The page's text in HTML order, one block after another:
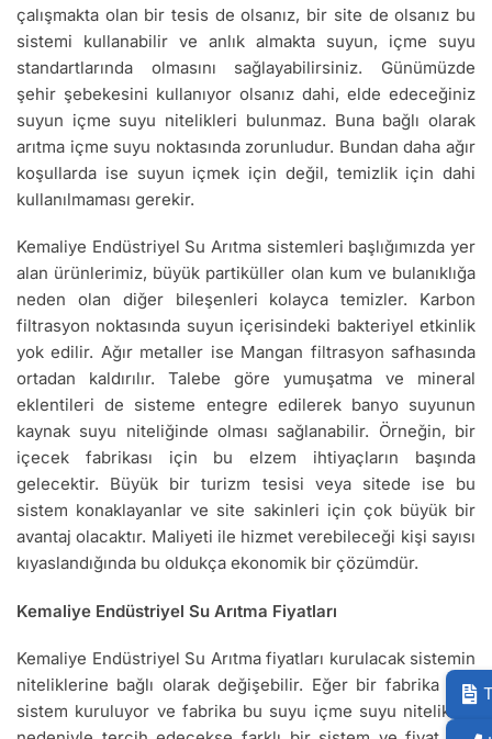
çalışmakta olan bir tesis de olsanız, bir site de olsanız bu
sistemi kullanabilir ve anlık almakta suyun, içme suyu
standartlarında olmasını sağlayabilirsiniz. Günümüzde
şehir şebekesini kullanıyor olsanız dahi, elde edeceğiniz
suyun içme suyu nitelikleri bulunmaz. Buna bağlı olarak
arıtma içme suyu noktasında zorunludur. Bundan daha ağır
koşullarda ise suyun içmek için değil, temizlik için dahi
kullanılmaması gerekir.
Kemaliye Endüstriyel Su Arıtma sistemleri başlığımızda yer
alan ürünlerimiz, büyük partiküller olan kum ve bulanıklığa
neden olan diğer bileşenleri kolayca temizler. Karbon
filtrasyon noktasında suyun içerisindeki bakteriyel etkinlik
yok edilir. Ağır metaller ise Mangan filtrasyon safhasında
ortadan kaldırılır. Talebe göre yumuşatma ve mineral
eklentileri de sisteme entegre edilerek banyo suyunun
kaynak suyu niteliğinde olması sağlanabilir. Örneğin, bir
içecek fabrikası için bu elzem ihtiyaçların başında
gelecektir. Büyük bir turizm tesisi veya sitede ise bu
sistem konaklayanlar ve site sakinleri için çok büyük bir
avantaj olacaktır. Maliyeti ile hizmet verebileceği kişi sayısı
kıyaslandığında bu oldukça ekonomik bir çözümdür.
Kemaliye Endüstriyel Su Arıtma Fiyatları
Kemaliye Endüstriyel Su Arıtma fiyatları kurulacak sistemin
niteliklerine bağlı olarak değişebilir. Eğer bir fabrika için
sistem kuruluyor ve fabrika bu suyu içme suyu nitelikleri